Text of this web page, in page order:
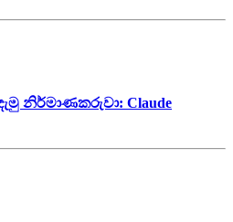
නිර්මාණකරුවා: Claude